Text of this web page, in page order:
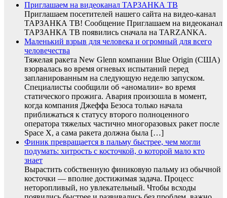
Приглашаем на видеоканал ТАРЗАНКА ТВ
Приглашаем посетителей нашего сайта на видео-канал
ТАРЗАНКА ТВ! Сообщение Приглашаем на видеоканал
ТАРЗАНКА ТВ появились сначала на TARZANKA.
Маленький взрыв для человека и огромный для всего
человечества
Тяжелая ракета New Glenn компании Blue Origin (США)
взорвалась во время огневых испытаний перед
запланированным на следующую неделю запуском.
Специалисты сообщили об «аномалии» во время
статического прожига. Авария произошла в момент,
когда компания Джеффа Безоса только начала
приближаться к статусу второго полноценного
оператора тяжелых частично многоразовых ракет после
Space X, а сама ракета должна была […]
Финик превращается в пальму быстрее, чем могли
подумать: хитрость с косточкой, о которой мало кто
знает
Вырастить собственную финиковую пальму из обычной
косточки — вполне достижимая задача. Процесс
неторопливый, но увлекательный. Чтобы всходы